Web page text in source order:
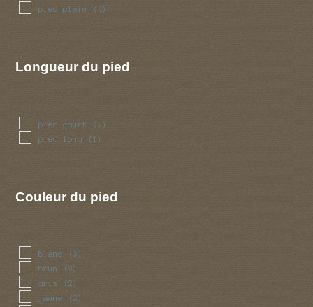
pied plein (4)
Longueur du pied
pied court (2)
pied long (1)
Couleur du pied
blanc (3)
brun (2)
gris (2)
jaune (2)